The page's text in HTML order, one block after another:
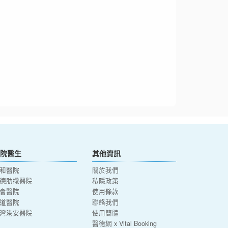
醫生
醫院
肋撒醫院
醫院
醫院
港安醫院
其他資訊
關於我們
私隱政策
使用條款
聯絡我們
使用簡體
醫德網 x Vital Booking